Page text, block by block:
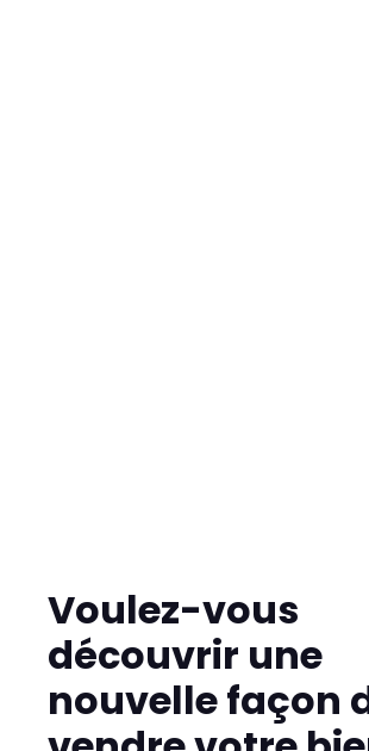
Voulez-vous
découvrir une
nouvelle façon